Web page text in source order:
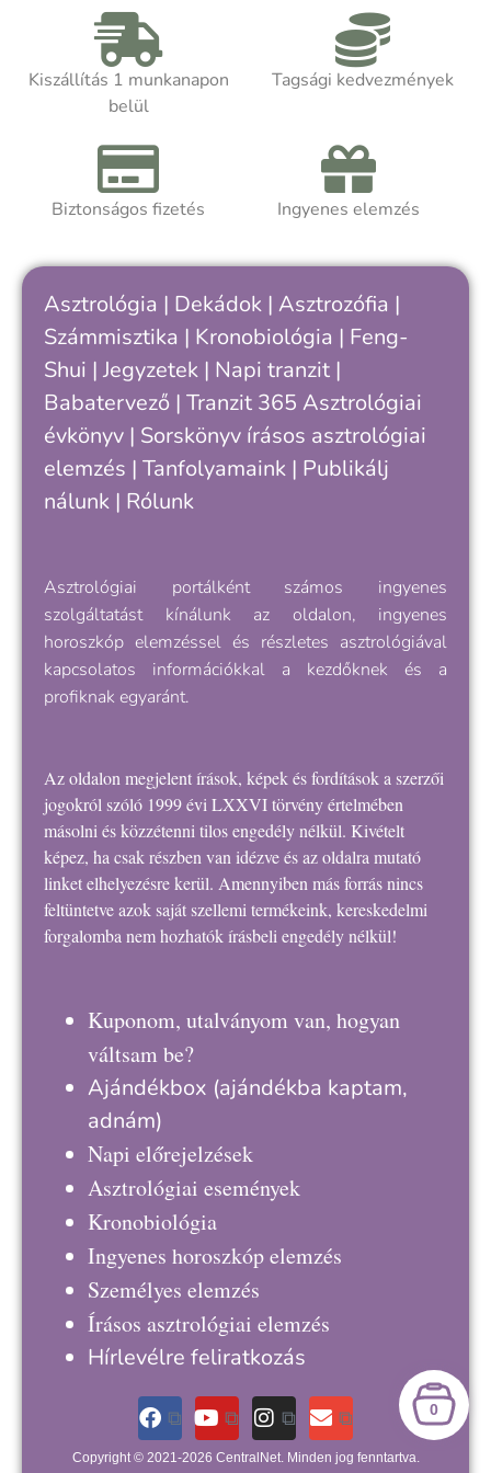
változik hónapról hónapra, hanem ősi
szimbólumként saját belső ritmusainkra
is rávilágíthat.
önismereti úton jársz, a kötet segít
felismerni, hogy hol tartasz a saját
ciklusodban – és hogyan értheted meg
Kiszállítás 1 munkanapon
belül
Tagsági kedvezmények
Biztonságos fizetés Ingyenes elemzés
Asztrológia | Dekádok | Asztrozófia |
Számmisztika | Kronobiológia | Feng-
Shui | Jegyzetek | Napi tranzit |
Babatervező | Tranzit 365 Asztrológiai
évkönyv | Sorskönyv írásos asztrológiai
elemzés | Tanfolyamaink | Publikálj
nálunk | Rólunk
Asztrológiai portálként számos ingyenes
szolgáltatást kínálunk az oldalon, ingyenes
horoszkóp elemzéssel és részletes asztrológiával
kapcsolatos információkkal a kezdőknek és a
profiknak egyaránt.
Az oldalon megjelent írások, képek és fordítások a szerzői
jogokról szóló 1999 évi LXXVI törvény értelmében
másolni és közzétenni tilos engedély nélkül. Kivételt
képez, ha csak részben van idézve és az oldalra mutató
linket elhelyezésre kerül. Amennyiben más forrás nincs
feltüntetve azok saját szellemi termékeink, kereskedelmi
forgalomba nem hozhatók írásbeli engedély nélkül!
Kuponom, utalványom van, hogyan
váltsam be?
Ajándékbox (ajándékba kaptam,
adnám)
Napi előrejelzések
Asztrológiai események
Kronobiológia
Ingyenes horoszkóp elemzés
Személyes elemzés
Írásos asztrológiai elemzés
Hírlevélre feliratkozás
Copyright © 2021-2026 CentralNet. Minden jog fenntartva.
0